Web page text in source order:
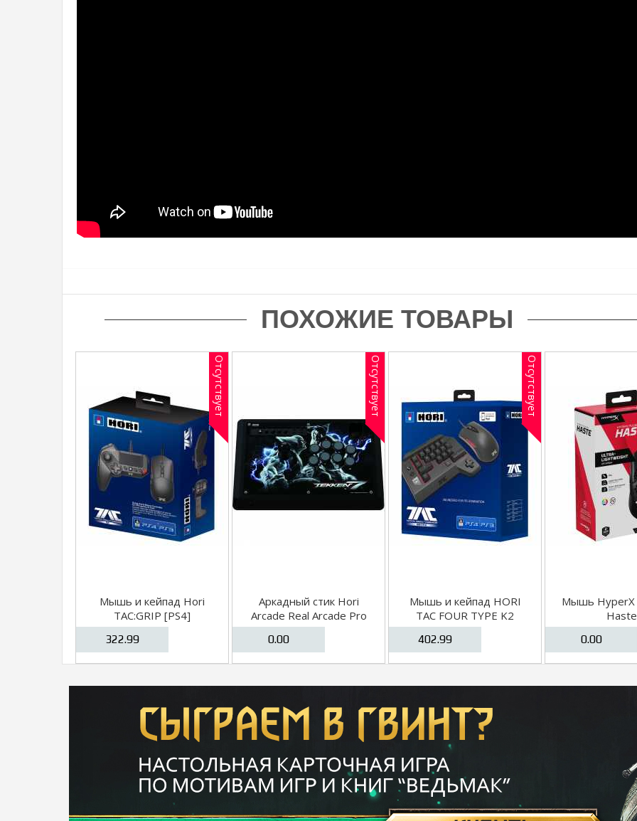
ПОХОЖИЕ ТОВАРЫ
Отсутствует
Мышь и кейпад Hori
TAC:GRIP [PS4]
322.99
Отсутствует
Аркадный стик Hori
Arcade Real Arcade Pro
Tekken 7 Edition
0.00
Отсутствует
Мышь и кейпад HORI
TAC FOUR TYPE K2
402.99
Мышь HyperX
Haste
0.00